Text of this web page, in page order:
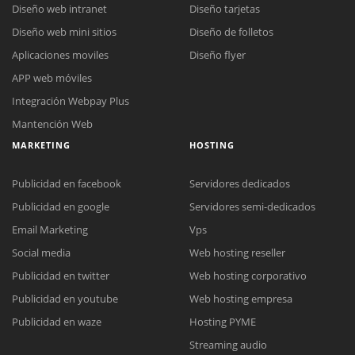
Reunión online
Meet para la reunión online.
Cotización
Chat Online
Todos nuestros ejecutivos están fuera de línea. Complete el formulario
Diseño web intranet
Diseño web mini sitios
Aplicaciones moviles
APP web móviles
Integración Webpay Plus
Mantención Web
Diseño tarjetas
Diseño de folletos
Diseño flyer
MARKETING
Publicidad en facebook
Publicidad en google
Email Marketing
Social media
Publicidad en twitter
Publicidad en youtube
Publicidad en waze
HOSTING
Servidores dedicados
Servidores semi-dedicados
Vps
Web hosting reseller
Web hosting corporativo
Web hosting empresa
Hosting PYME
Streaming audio